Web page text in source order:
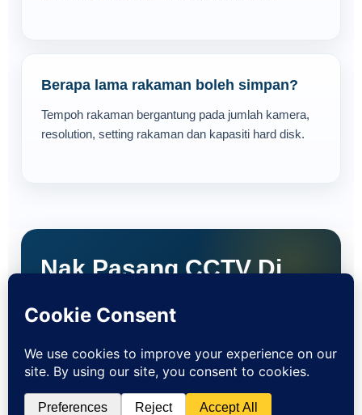
Berapa lama rakaman boleh simpan?
Tempoh rakaman bergantung pada jumlah kamera,
resolution, setting rakaman dan kapasiti hard disk.
Nak Pasang CCTV Di
Subang Jaya?
kamera. Team MaxSecureHome akan bantu
cadangkan sistem yang sesuai.
Dapatkan Quotation Percuma